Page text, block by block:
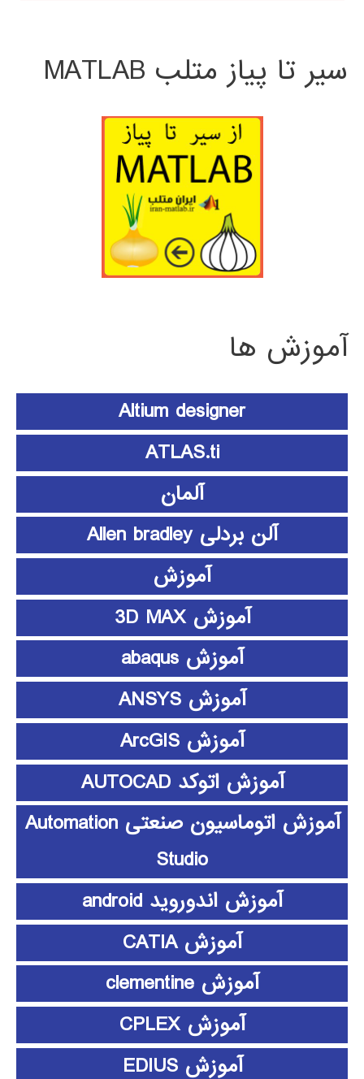
سیر تا پیاز متلب MATLAB
آموزش ها
Altium designer
ATLAS.ti
آلمان
آلن بردلی Allen bradley
آموزش
آموزش 3D MAX
آموزش abaqus
آموزش ANSYS
آموزش ArcGIS
آموزش اتوکد AUTOCAD
آموزش اتوماسیون صنعتی Automation
Studio
آموزش اندوروید android
آموزش CATIA
آموزش clementine
آموزش CPLEX
آموزش EDIUS